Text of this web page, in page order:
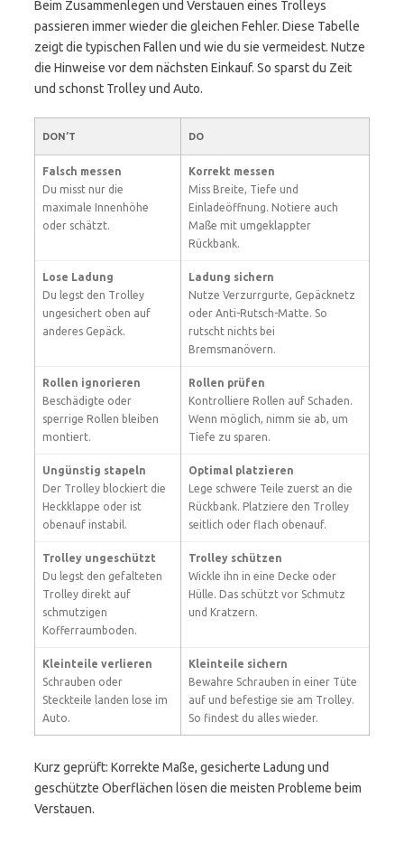
Beim Zusammenlegen und Verstauen eines Trolleys
passieren immer wieder die gleichen Fehler. Diese Tabelle
zeigt die typischen Fallen und wie du sie vermeidest. Nutze
die Hinweise vor dem nächsten Einkauf. So sparst du Zeit
und schonst Trolley und Auto.
DON’T DO
Falsch messen
Du misst nur die
maximale Innenhöhe
oder schätzt.
Korrekt messen
Miss Breite, Tiefe und
Einladeöffnung. Notiere auch
Maße mit umgeklappter
Rückbank.
Lose Ladung
Du legst den Trolley
ungesichert oben auf
anderes Gepäck.
Ladung sichern
Nutze Verzurrgurte, Gepäcknetz
oder Anti-Rutsch-Matte. So
rutscht nichts bei
Bremsmanövern.
Rollen ignorieren
Beschädigte oder
sperrige Rollen bleiben
montiert.
Rollen prüfen
Kontrolliere Rollen auf Schaden.
Wenn möglich, nimm sie ab, um
Tiefe zu sparen.
Ungünstig stapeln
Der Trolley blockiert die
Heckklappe oder ist
obenauf instabil.
Optimal platzieren
Lege schwere Teile zuerst an die
Rückbank. Platziere den Trolley
seitlich oder flach obenauf.
Trolley ungeschützt
Du legst den gefalteten
Trolley direkt auf
schmutzigen
Kofferraumboden.
Trolley schützen
Wickle ihn in eine Decke oder
Hülle. Das schützt vor Schmutz
und Kratzern.
Kleinteile verlieren
Schrauben oder
Steckteile landen lose im
Auto.
Kleinteile sichern
Bewahre Schrauben in einer Tüte
auf und befestige sie am Trolley.
So findest du alles wieder.
Kurz geprüft: Korrekte Maße, gesicherte Ladung und
geschützte Oberflächen lösen die meisten Probleme beim
Verstauen.